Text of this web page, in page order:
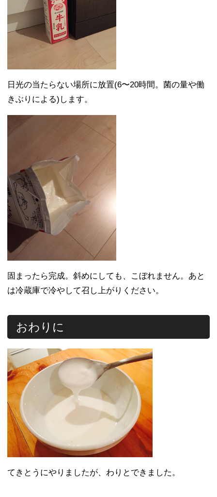
日光の当たらない場所に放置(6〜20時間。菌の量や働
きぶりによる)します。
固まったら完成。斜めにしても、こぼれません。あと
は冷蔵庫で冷やして召し上がりください。
おわりに
てきとうにやりましたが、わりとできました。